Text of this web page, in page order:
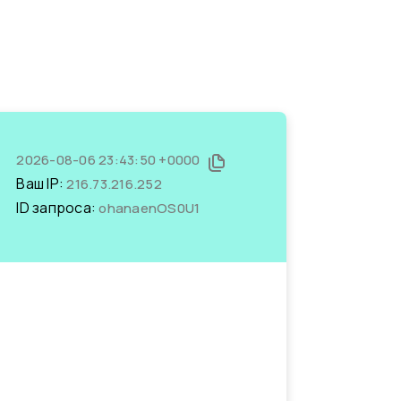
2026-08-06 23:43:50 +0000
Ваш IP:216.73.216.252
ID запроса:ohanaenOS0U1